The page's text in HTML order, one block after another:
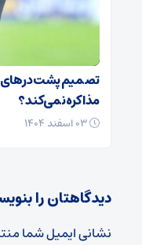
تصمیم پشت در‌های
مذاکره نمی‌کند؟
دیدگاهتان را
نشانی ایمیل شما